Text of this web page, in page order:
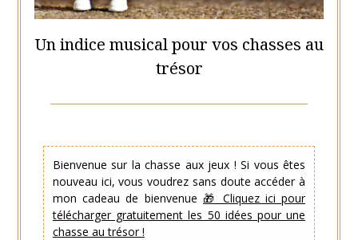
Un indice musical pour vos chasses au
trésor
mai
2021
Bienvenue sur la chasse aux jeux ! Si vous êtes
nouveau ici, vous voudrez sans doute accéder à
mon cadeau de bienvenue 🎁 Cliquez ici pour
télécharger gratuitement les 50 idées pour une
chasse au trésor !